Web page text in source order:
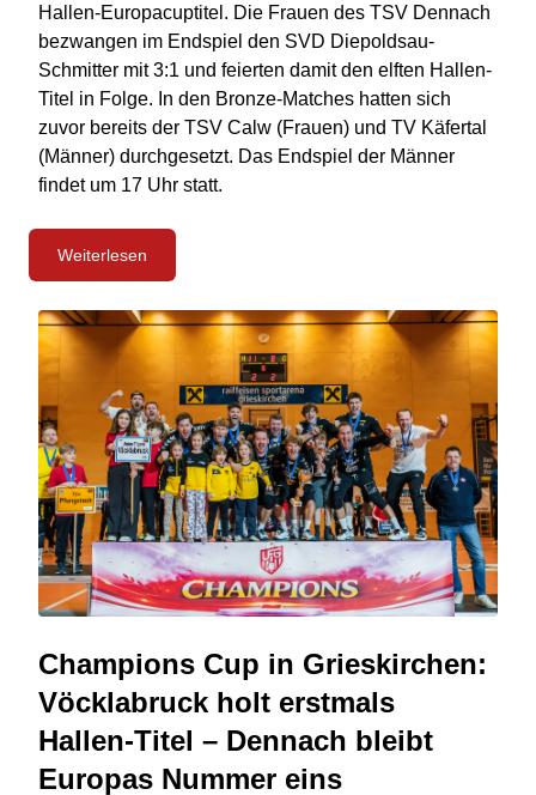
Hallen-Europacuptitel. Die Frauen des TSV Dennach
bezwangen im Endspiel den SVD Diepoldsau-
Schmitter mit 3:1 und feierten damit den elften Hallen-
Titel in Folge. In den Bronze-Matches hatten sich
zuvor bereits der TSV Calw (Frauen) und TV Käfertal
(Männer) durchgesetzt. Das Endspiel der Männer
findet um 17 Uhr statt.
Weiterlesen
Champions Cup in Grieskirchen:
Vöcklabruck holt erstmals
Hallen-Titel – Dennach bleibt
Europas Nummer eins